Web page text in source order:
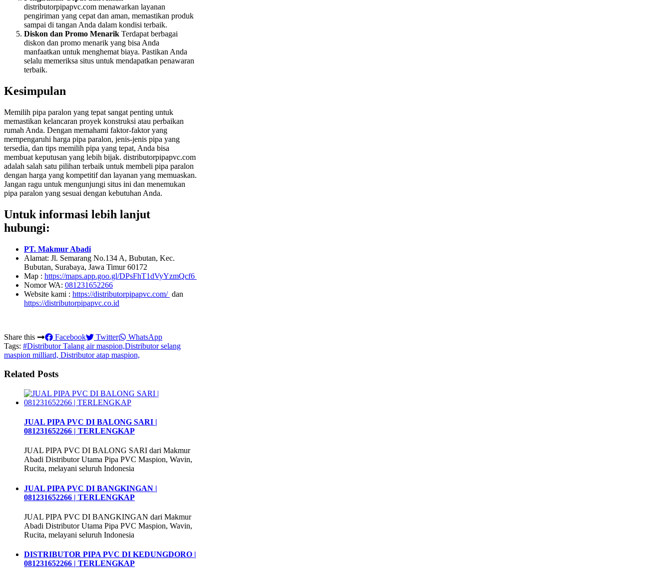
distributorpipapvc.com menawarkan layanan
pengiriman yang cepat dan aman, memastikan produk
sampai di tangan Anda dalam kondisi terbaik.
Diskon dan Promo Menarik Terdapat berbagai
diskon dan promo menarik yang bisa Anda
manfaatkan untuk menghemat biaya. Pastikan Anda
selalu memeriksa situs untuk mendapatkan penawaran
terbaik.
Kesimpulan
Memilih pipa paralon yang tepat sangat penting untuk
memastikan kelancaran proyek konstruksi atau perbaikan
rumah Anda. Dengan memahami faktor-faktor yang
mempengaruhi harga pipa paralon, jenis-jenis pipa yang
tersedia, dan tips memilih pipa yang tepat, Anda bisa
membuat keputusan yang lebih bijak. distributorpipapvc.com
adalah salah satu pilihan terbaik untuk membeli pipa paralon
dengan harga yang kompetitif dan layanan yang memuaskan.
Jangan ragu untuk mengunjungi situs ini dan menemukan
pipa paralon yang sesuai dengan kebutuhan Anda.
Untuk informasi lebih lanjut
hubungi:
PT. Makmur Abadi
Alamat: Jl. Semarang No.134 A, Bubutan, Kec.
Bubutan, Surabaya, Jawa Timur 60172
Map : https://maps.app.goo.gl/DPsFhT1dVyYzmQcf6
Nomor WA: 081231652266
Website kami : https://distributorpipapvc.com/ dan
https://distributorpipapvc.co.id
Share this Facebook Twitter
WhatsApp
Tags: #Distributor Talang air maspion,Distributor selang
maspion milliard, Distributor atap maspion,
Related Posts
JUAL PIPA PVC DI BALONG SARI |
081231652266 | TERLENGKAP
JUAL PIPA PVC DI BALONG SARI dari Makmur
Abadi Distributor Utama Pipa PVC Maspion, Wavin,
Rucita, melayani seluruh Indonesia
JUAL PIPA PVC DI BANGKINGAN |
081231652266 | TERLENGKAP
JUAL PIPA PVC DI BANGKINGAN dari Makmur
Abadi Distributor Utama Pipa PVC Maspion, Wavin,
Rucita, melayani seluruh Indonesia
DISTRIBUTOR PIPA PVC DI KEDUNGDORO |
081231652266 | TERLENGKAP